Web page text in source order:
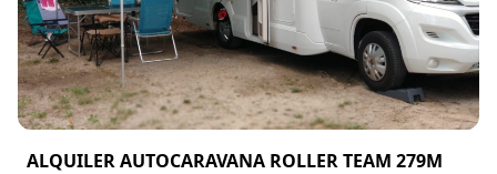
ALQUILER AUTOCARAVANA ROLLER TEAM 279M